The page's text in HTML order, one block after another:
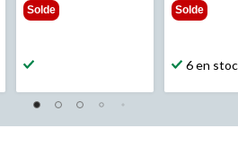
Solde Solde
6 en